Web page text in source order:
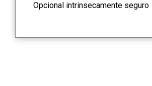
Opcional intrinsecamente seguro